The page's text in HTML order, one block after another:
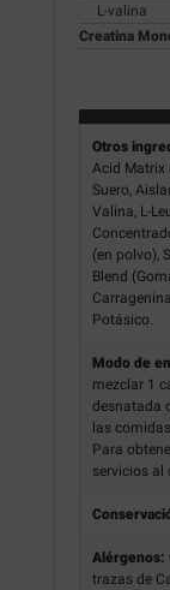
L-valina
Creatina
Otros
Acid Matrix
Suero,
Valina, L-
(en polvo),
Blend
Potásico.
Modo de
mezclar 1
desnatada
las
Para
servicios al
Alérgenos:
trazas de